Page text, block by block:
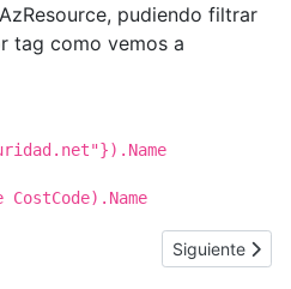
pudiendo filtrar
tag como vemos a
"}).Name
CostCode).Name
y restaurar backups de
Artículo
Siguiente